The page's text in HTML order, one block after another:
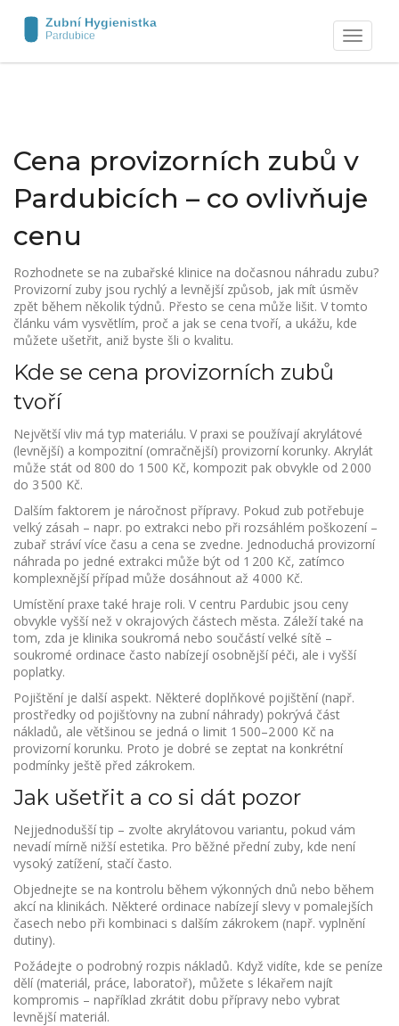
Zobrazit
navigaci
Cena provizorních zubů v
Pardubicích – co ovlivňuje
cenu
Rozhodnete se na zubařské klinice na dočasnou náhradu zubu?
Provizorní zuby jsou rychlý a levnější způsob, jak mít úsměv
zpět během několik týdnů. Přesto se cena může lišit. V tomto
článku vám vysvětlím, proč a jak se cena tvoří, a ukážu, kde
můžete ušetřit, aniž byste šli o kvalitu.
Kde se cena provizorních zubů
tvoří
Největší vliv má typ materiálu. V praxi se používají akrylátové
(levnější) a kompozitní (omračnější) provizorní korunky. Akrylát
může stát od 800 do 1 500 Kč, kompozit pak obvykle od 2 000
do 3 500 Kč.
Dalším faktorem je náročnost přípravy. Pokud zub potřebuje
velký zásah – napr. po extrakci nebo při rozsáhlém poškození –
zubař stráví více času a cena se zvedne. Jednoduchá provizorní
náhrada po jedné extrakci může být od 1 200 Kč, zatímco
komplexnější případ může dosáhnout až 4 000 Kč.
Umístění praxe také hraje roli. V centru Pardubic jsou ceny
obvykle vyšší než v okrajových částech města. Záleží také na
tom, zda je klinika soukromá nebo součástí velké sítě –
soukromé ordinace často nabízejí osobnější péči, ale i vyšší
poplatky.
Pojištění je další aspekt. Některé doplňkové pojištění (např.
prostředky od pojišťovny na zubní náhrady) pokrývá část
nákladů, ale většinou se jedná o limit 1 500–2 000 Kč na
provizorní korunku. Proto je dobré se zeptat na konkrétní
podmínky ještě před zákrokem.
Jak ušetřit a co si dát pozor
Nejjednodušší tip – zvolte akrylátovou variantu, pokud vám
nevadí mírně nižší estetika. Pro běžné přední zuby, kde není
vysoký zatížení, stačí často.
Objednejte se na kontrolu během výkonných dnů nebo během
akcí na klinikách. Některé ordinace nabízejí slevy v pomalejších
časech nebo při kombinaci s dalším zákrokem (např. vyplnění
dutiny).
Požádejte o podrobný rozpis nákladů. Když vidíte, kde se peníze
dělí (materiál, práce, laboratoř), můžete s lékařem najít
kompromis – například zkrátit dobu přípravy nebo vybrat
levnější materiál.